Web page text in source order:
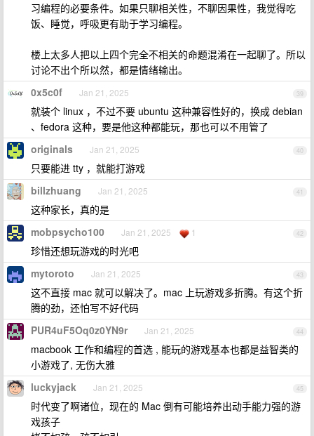
习编程的必要条件。如果只聊相关性，不聊因果性，我觉得吃
饭、睡觉，呼吸更有助于学习编程。
楼上太多人把以上四个完全不相关的命题混淆在一起聊了。所以
讨论不出个所以然，都是情绪输出。
39
0x5c0f Jan 21, 2025
就装个 linux ，不过不要 ubuntu 这种兼容性好的，换成 debian
、fedora 这种，要是他这种都能玩，那也可以不用管了
40
originals Jan 21, 2025
只要能进 tty ，就能打游戏
41
billzhuang Jan 21, 2025
这种家长，真的是
42
mobpsycho100 Jan 21, 2025 1
珍惜还想玩游戏的时光吧
43
mytoroto Jan 21, 2025
这不直接 mac 就可以解决了。mac 上玩游戏多折腾。有这个折
腾的劲，还怕写不好代码
44
PUR4uF5Oq0z0YN9r Jan 21, 2025
macbook 工作和编程的首选 , 能玩的游戏基本也都是益智类的
小游戏了, 无伤大雅
45
luckyjack Jan 21, 2025
时代变了啊诸位，现在的 Mac 倒有可能培养出动手能力强的游
戏孩子